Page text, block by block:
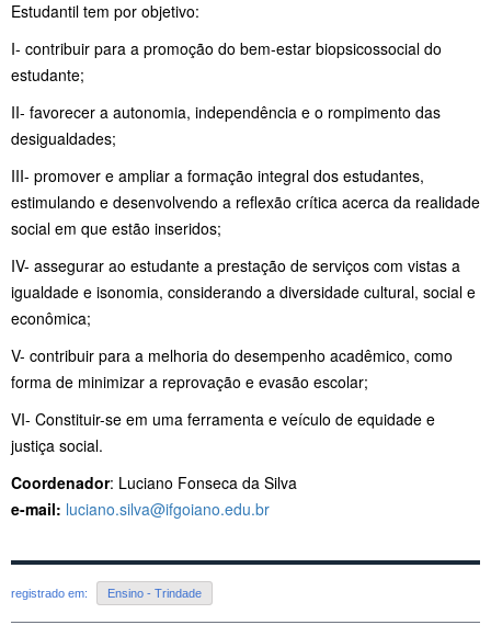
Estudantil tem por objetivo:
I- contribuir para a promoção do bem-estar biopsicossocial do
estudante;
II- favorecer a autonomia, independência e o rompimento das
desigualdades;
III- promover e ampliar a formação integral dos estudantes,
estimulando e desenvolvendo a reflexão crítica acerca da realidade
social em que estão inseridos;
IV- assegurar ao estudante a prestação de serviços com vistas a
igualdade e isonomia, considerando a diversidade cultural, social e
econômica;
V- contribuir para a melhoria do desempenho acadêmico, como
forma de minimizar a reprovação e evasão escolar;
VI- Constituir-se em uma ferramenta e veículo de equidade e
justiça social.
Coordenador: Luciano Fonseca da Silva
e-mail: luciano.silva@ifgoiano.edu.br
registrado em: Ensino - Trindade